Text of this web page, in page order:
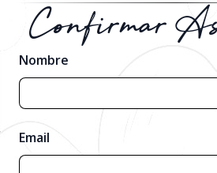
Confirmar
Nombre
Email